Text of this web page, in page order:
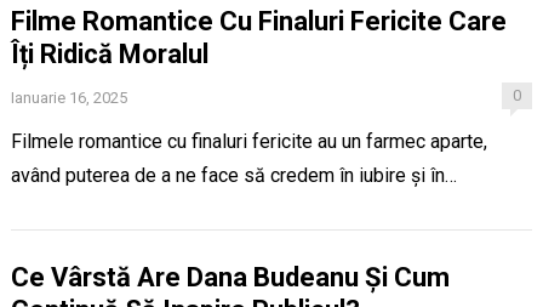
Filme Romantice Cu Finaluri Fericite Care
Îți Ridică Moralul
Ianuarie 16, 2025 0
Filmele romantice cu finaluri fericite au un farmec aparte,
având puterea de a ne face să credem în iubire și în…
Ce Vârstă Are Dana Budeanu Și Cum